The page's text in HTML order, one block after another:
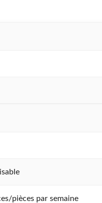
pièces par semaine